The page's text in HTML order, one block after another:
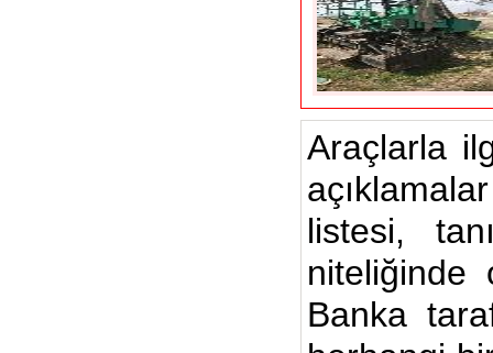
Araçlarla
listesi,
niteliğinde
Banka